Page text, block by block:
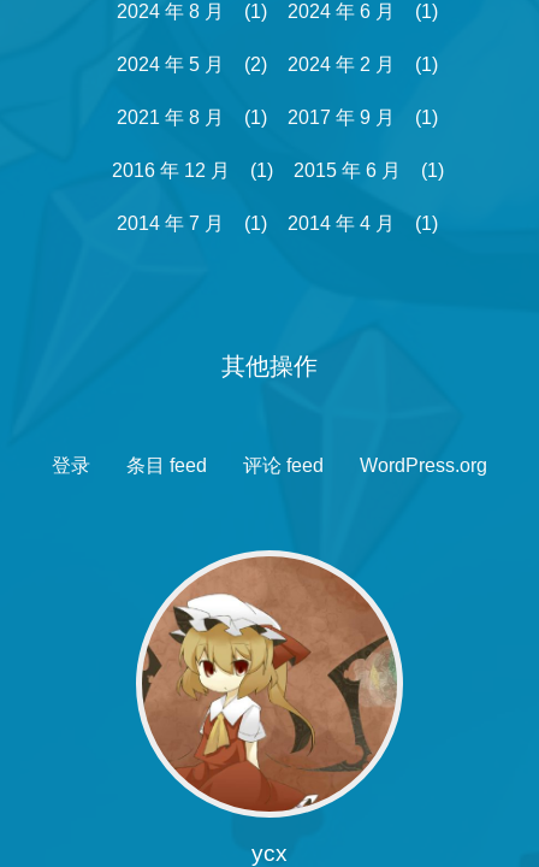
2024 年 8 月 (1) 2024 年 6 月 (1)
2024 年 5 月 (2) 2024 年 2 月 (1)
2021 年 8 月 (1) 2017 年 9 月 (1)
2016 年 12 月 (1) 2015 年 6 月 (1)
2014 年 7 月 (1) 2014 年 4 月 (1)
其他操作
登录 条目 feed 评论 feed WordPress.org
ycx